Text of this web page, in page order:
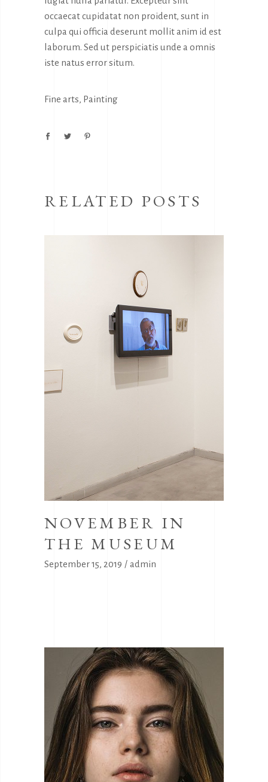
occaecat cupidatat non proident, sunt in
culpa qui officia deserunt mollit anim id est
laborum. Sed ut perspiciatis unde a omnis
iste natus error situm.
Fine arts, Painting
RELATED POSTS
NOVEMBER IN
THE MUSEUM
September 15, 2019 admin